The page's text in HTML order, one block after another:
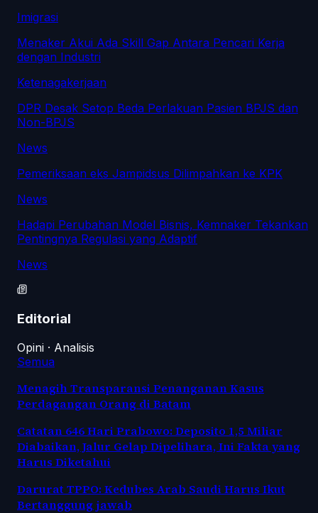
Imigrasi
Menaker Akui Ada Skill Gap Antara Pencari Kerja
dengan Industri
Ketenagakerjaan
DPR Desak Setop Beda Perlakuan Pasien BPJS dan
Non-BPJS
News
Pemeriksaan eks Jampidsus Dilimpahkan ke KPK
News
Hadapi Perubahan Model Bisnis, Kemnaker Tekankan
Pentingnya Regulasi yang Adaptif
News
Editorial
Opini · Analisis
Semua
Menagih Transparansi Penanganan Kasus
Perdagangan Orang di Batam
Catatan 646 Hari Prabowo: Deposito 1,5 Miliar
Diabaikan, Jalur Gelap Dipelihara, Ini Fakta yang
Harus Diketahui
Darurat TPPO: Kedubes Arab Saudi Harus Ikut
Bertanggung jawab